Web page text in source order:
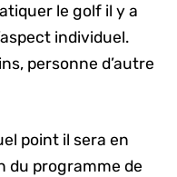
le golf il y a
individuel.
personne d’autre
point il sera en
du programme de